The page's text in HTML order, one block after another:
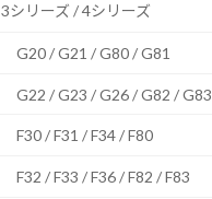
3シリーズ / 4シリーズ
G20 / G21 / G80 / G81
G22 / G23 / G26 / G82 / G83
F30 / F31 / F34 / F80
F32 / F33 / F36 / F82 / F83